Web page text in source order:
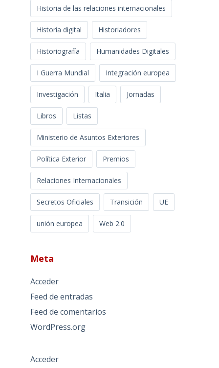
Historia de las relaciones internacionales
Historia digital Historiadores
Historiografía Humanidades Digitales
I Guerra Mundial Integración europea
Investigación Italia Jornadas
Libros Listas
Ministerio de Asuntos Exteriores
Política Exterior Premios
Relaciones Internacionales
Secretos Oficiales Transición UE
unión europea Web 2.0
Meta
Acceder
Feed de entradas
Feed de comentarios
WordPress.org
Acceder